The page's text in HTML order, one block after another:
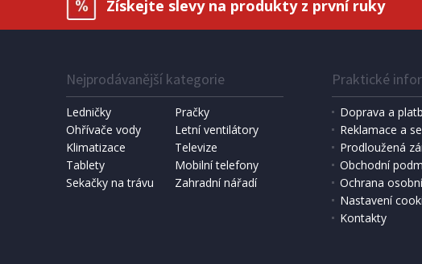
SKLADEM CEN
450 Kč Přidat do košíku 441 Kč
Získejte slevy na produkty z první ruky
Nejprodávanější kategorie
Ledničky
Pračky
Ohřívače vody
Letní ventilátory
Klimatizace
Televize
Tablety
Mobilní telefony
Sekačky na trávu
Zahradní nářadí
Praktické
Doprava a
Reklamace a
Prodloužená
Obchodní
Ochrana
Nastavení
Kontakty